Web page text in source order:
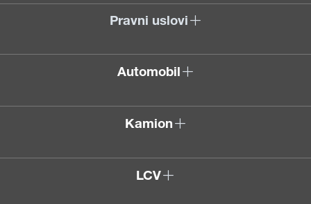
Pravni uslovi
Automobil
Kamion
LCV